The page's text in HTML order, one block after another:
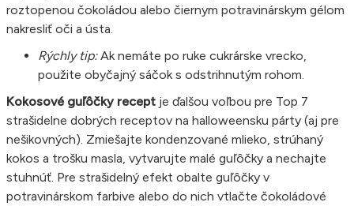
roztopenou čokoládou alebo čiernym potravinárskym gélom
nakresliť oči a ústa.
Rýchly tip:Ak nemáte po ruke cukrárske vrecko,
použite obyčajný sáčok s odstrihnutým rohom.
Kokosové guľôčky recept je ďalšou voľbou pre Top 7
strašidelne dobrých receptov na halloweensku párty (aj pre
nešikovných). Zmiešajte kondenzované mlieko, strúhaný
kokos a trošku masla, vytvarujte malé guľôčky a nechajte
stuhnúť. Pre strašidelný efekt obalte guľôčky v
potravinárskom farbive alebo do nich vtlačte čokoládové